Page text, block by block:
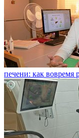
печени: как вовремя